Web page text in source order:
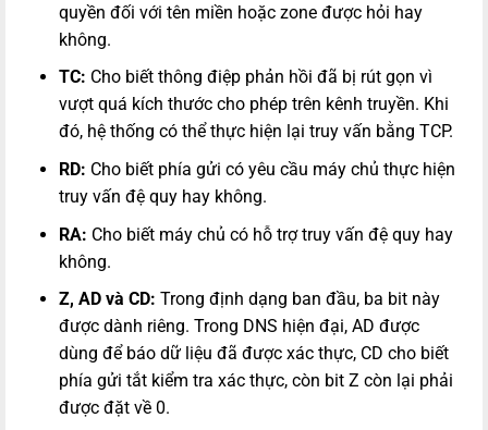
quyền đối với tên miền hoặc zone được hỏi hay
không.
TC: Cho biết thông điệp phản hồi đã bị rút gọn vì
vượt quá kích thước cho phép trên kênh truyền. Khi
đó, hệ thống có thể thực hiện lại truy vấn bằng TCP.
RD: Cho biết phía gửi có yêu cầu máy chủ thực hiện
truy vấn đệ quy hay không.
RA: Cho biết máy chủ có hỗ trợ truy vấn đệ quy hay
không.
Z, AD và CD: Trong định dạng ban đầu, ba bit này
được dành riêng. Trong DNS hiện đại, AD được
dùng để báo dữ liệu đã được xác thực, CD cho biết
phía gửi tắt kiểm tra xác thực, còn bit Z còn lại phải
được đặt về 0.